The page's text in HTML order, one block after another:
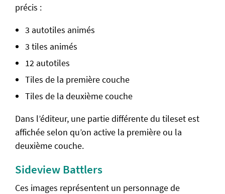
précis :
3 autotiles animés
3 tiles animés
12 autotiles
Tiles de la première couche
Tiles de la deuxième couche
Dans l’éditeur, une partie différente du tileset est
affichée selon qu’on active la première ou la
deuxième couche.
Sideview Battlers
Ces images représentent un personnage de